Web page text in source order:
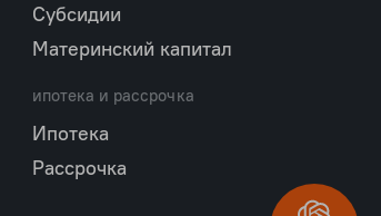
Субсидии
Материнский капитал
ипотека и рассрочка
Ипотека
Рассрочка